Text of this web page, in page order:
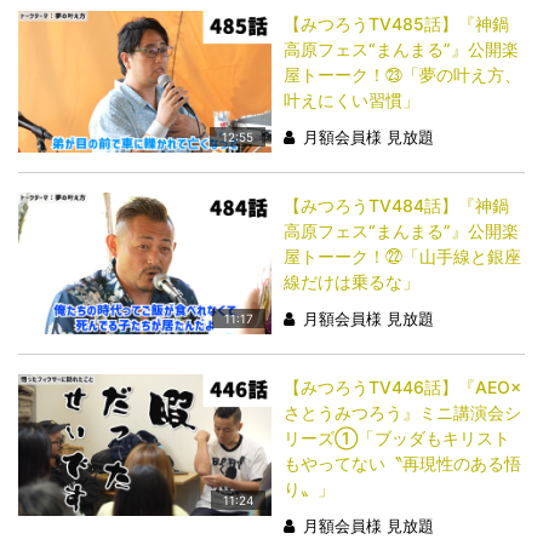
12:55
【みつろうTV485話】『神鍋
高原フェス“まんまる”』公開楽
屋トーーク！㉓「夢の叶え方、
叶えにくい習慣」
月額会員様 見放題
11:17
【みつろうTV484話】『神鍋
高原フェス“まんまる”』公開楽
屋トーーク！㉒「山手線と銀座
線だけは乗るな」
月額会員様 見放題
11:24
【みつろうTV446話】『AEO×
さとうみつろう』ミニ講演会シ
リーズ①「ブッダもキリスト
もやってない〝再現性のある悟
り〟」
月額会員様 見放題